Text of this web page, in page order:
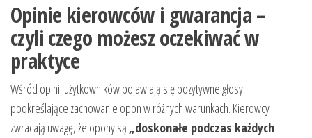
Opinie kierowców i gwarancja –
czyli czego możesz oczekiwać w
praktyce
Wśród opinii użytkowników pojawiają się pozytywne głosy
podkreślające zachowanie opon w różnych warunkach. Kierowcy
zwracają uwagę, że opony są „doskonałe podczas każdych